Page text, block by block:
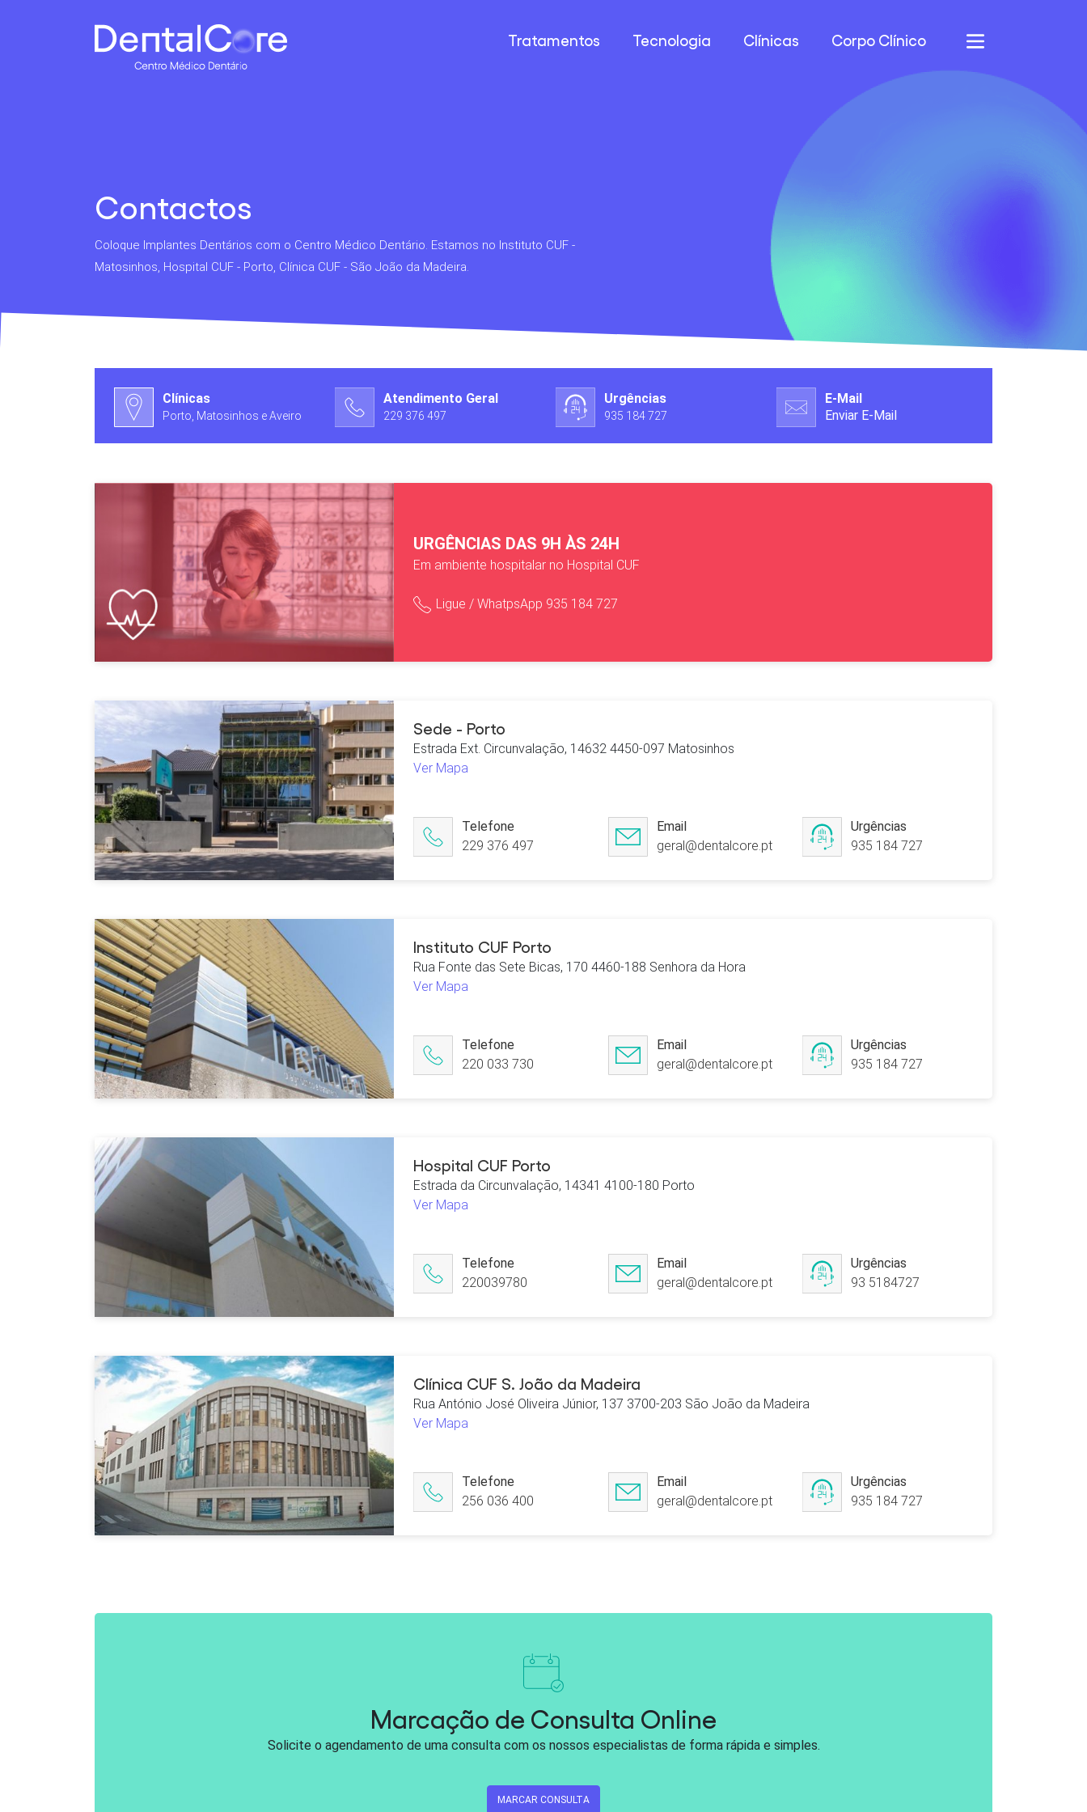
Tratamentos Tecnologia Clínicas Corpo Clínico
Contactos
Coloque Implantes Dentários com o Centro Médico Dentário. Estamos no Instituto CUF -
Matosinhos, Hospital CUF - Porto, Clínica CUF - São João da Madeira.
Clínicas
Porto, Matosinhos e Aveiro
Atendimento Geral
229 376 497
Urgências
935 184 727
E-Mail
Enviar E-Mail
URGÊNCIAS DAS 9H ÀS 24H
Em ambiente hospitalar no Hospital CUF
Ligue / WhatpsApp 935 184 727
Sede - Porto
Estrada Ext. Circunvalação, 14632 4450-097 Matosinhos
Ver Mapa
Telefone
229 376 497
Email
geral@dentalcore.pt
Urgências
935 184 727
Instituto CUF Porto
Rua Fonte das Sete Bicas, 170 4460-188 Senhora da Hora
Ver Mapa
Telefone
220 033 730
Email
geral@dentalcore.pt
Urgências
935 184 727
Hospital CUF Porto
Estrada da Circunvalação, 14341 4100-180 Porto
Ver Mapa
Telefone
220039780
Email
geral@dentalcore.pt
Urgências
93 5184727
Clínica CUF S. João da Madeira
Rua António José Oliveira Júnior, 137 3700-203 São João da Madeira
Ver Mapa
Telefone
256 036 400
Email
geral@dentalcore.pt
Urgências
935 184 727
Marcação de Consulta Online
Solicite o agendamento de uma consulta com os nossos especialistas de forma rápida e simples.
MARCAR CONSULTA